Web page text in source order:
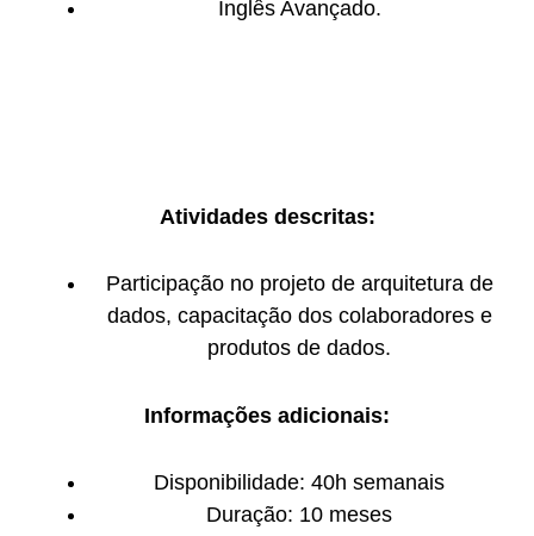
Inglês Avançado.
Atividades descritas:
Participação no projeto de arquitetura de
dados, capacitação dos colaboradores e
produtos de dados.
Informações adicionais:
Disponibilidade: 40h semanais
Duração: 10 meses